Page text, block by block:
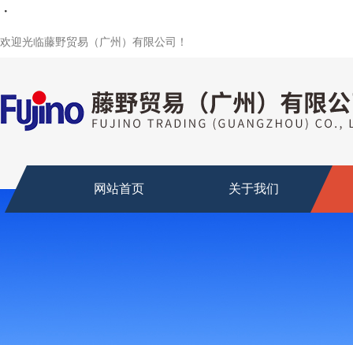
欢迎光临藤野贸易（广州）有限公司！
网站首页 关于我们
・・・・・